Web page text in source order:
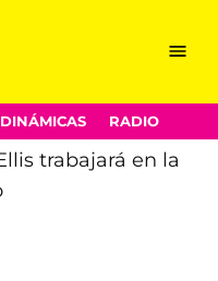
Menu
DINÁMICAS RADIO